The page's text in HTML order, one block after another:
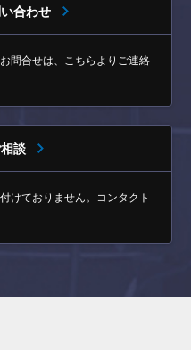
合わせ
問合せは、 こちらよりご連絡
談
けておりません。 コンタクト